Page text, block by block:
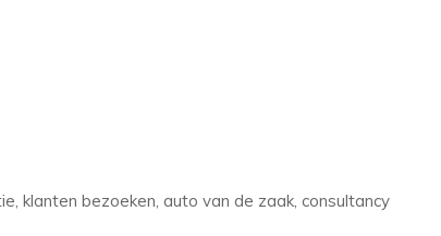
klanten bezoeken, auto van de zaak, consultancy